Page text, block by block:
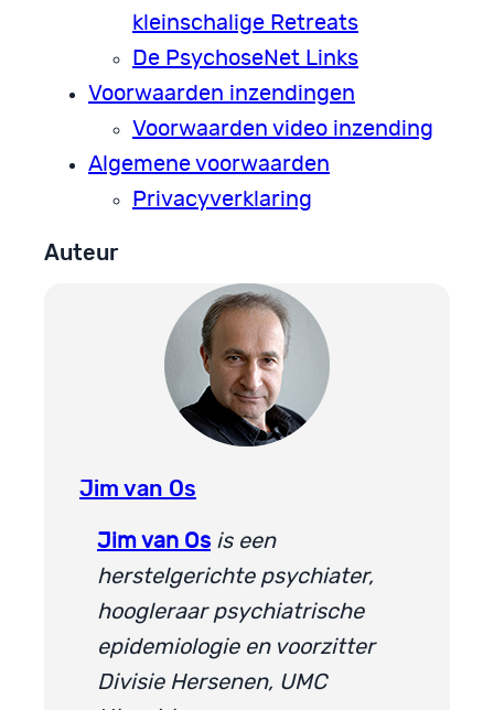
kleinschalige Retreats
De PsychoseNet Links
Voorwaarden inzendingen
Voorwaarden video inzending
Algemene voorwaarden
Privacyverklaring
Auteur
Jim van Os
Jim van Os is een
herstelgerichte psychiater,
hoogleraar psychiatrische
epidemiologie en voorzitter
Divisie Hersenen, UMC